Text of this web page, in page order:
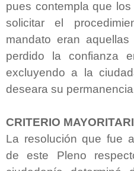
pues contempla que
solicitar el
mandato eran
perdido la confianza
excluyendo a la
deseara su
CRITERIO
La resolución que fue
de este Pleno